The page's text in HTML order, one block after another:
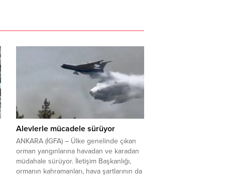
Alevlerle mücadele sürüyor
ANKARA (İGFA) – Ülke genelinde çıkan
orman yangınlarına havadan ve karadan
müdahale sürüyor. İletişim Başkanlığı,
ormanın kahramanları, hava şartlarının da